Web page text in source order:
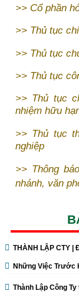
>> Cổ phần
>> Thủ tục
>> Thủ tục
>> Thủ tục
>> Thủ tục
nhiệm hữu
>> Thủ tục
nghiệp
>> Thông
nhánh, văn
THÀNH LẬP CTY |
Những Việc Trước
Thành Lập Công